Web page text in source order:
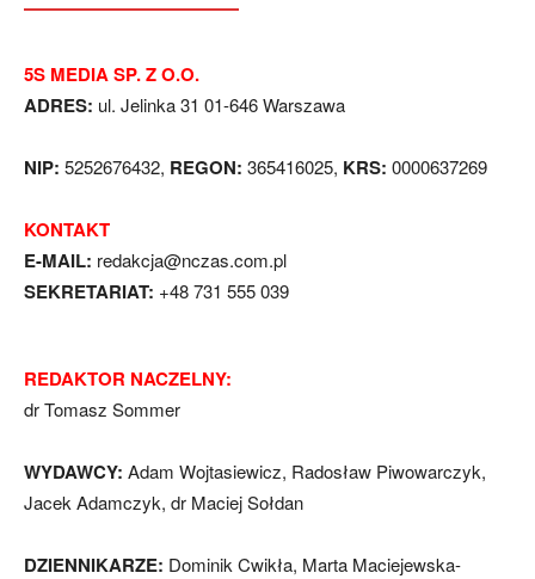
5S MEDIA SP. Z O.O.
ADRES: ul. Jelinka 31 01-646 Warszawa
NIP: 5252676432, REGON: 365416025, KRS: 0000637269
KONTAKT
E-MAIL: redakcja@nczas.com.pl
SEKRETARIAT: +48 731 555 039
REDAKTOR NACZELNY:
dr Tomasz Sommer
WYDAWCY: Adam Wojtasiewicz, Radosław Piwowarczyk,
Jacek Adamczyk, dr Maciej Sołdan
DZIENNIKARZE: Dominik Cwikła, Marta Maciejewska-